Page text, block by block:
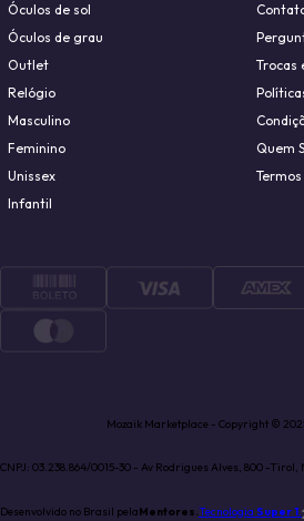
Óculos de sol
Óculos de grau
Outlet
Relógio
Masculino
Feminino
Unissex
Infantil
Trocas
Quem
Mozaik Marketplace - Copyright ©
CNPJ: 03.238.864/0015-30 - Av Rodrigues Alves, 800 -
Desenvolvido no Brasil pelaMentores.Tecnologia Super 1.